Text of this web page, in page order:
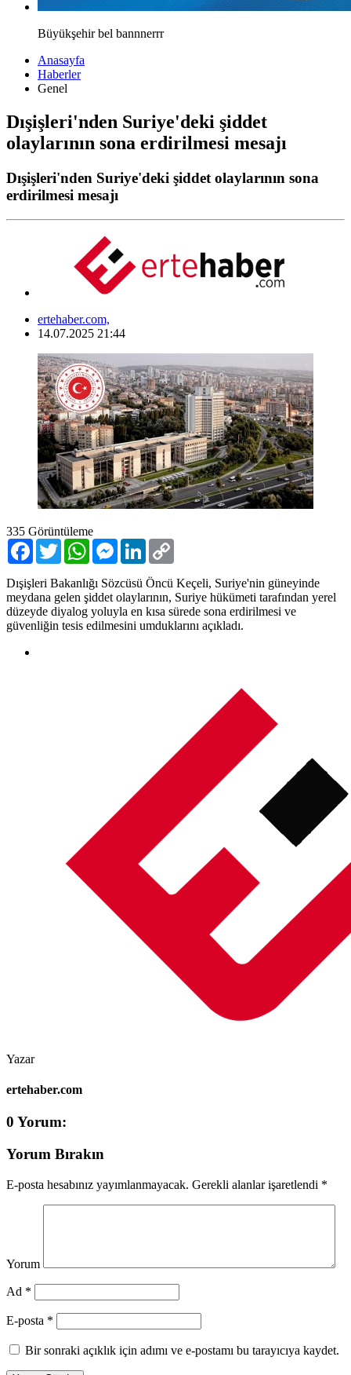
Büyükşehir bel bannnerrr
Anasayfa
Haberler
Genel
Dışişleri'nden Suriye'deki şiddet
olaylarının sona erdirilmesi mesajı
Dışişleri'nden Suriye'deki şiddet olaylarının sona
erdirilmesi mesajı
ertehaber.com,
14.07.2025 21:44
335 Görüntüleme
Facebook
TwitterWhatsAppMessenger
LinkedIn
Dışişleri Bakanlığı Sözcüsü Öncü Keçeli, Suriye'nin güneyinde
meydana gelen şiddet olaylarının, Suriye hükümeti tarafından yerel
düzeyde diyalog yoluyla en kısa sürede sona erdirilmesi ve
güvenliğin tesis edilmesini umduklarını açıkladı.
Yazar
ertehaber.com
0 Yorum:
Yorum Bırakın
E-posta hesabınız yayımlanmayacak. Gerekli alanlar işaretlendi *
Yorum
Ad *
E-posta *
Bir sonraki açıklık için adımı ve e-postamı bu tarayıcıya kaydet.